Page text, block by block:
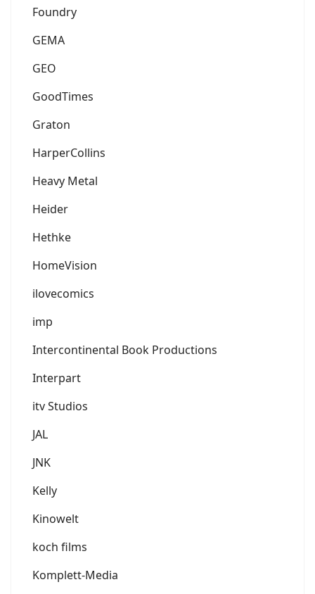
Foundry
GEMA
GEO
GoodTimes
Graton
HarperCollins
Heavy Metal
Heider
Hethke
HomeVision
ilovecomics
imp
Intercontinental Book Productions
Interpart
itv Studios
JAL
JNK
Kelly
Kinowelt
koch films
Komplett-Media